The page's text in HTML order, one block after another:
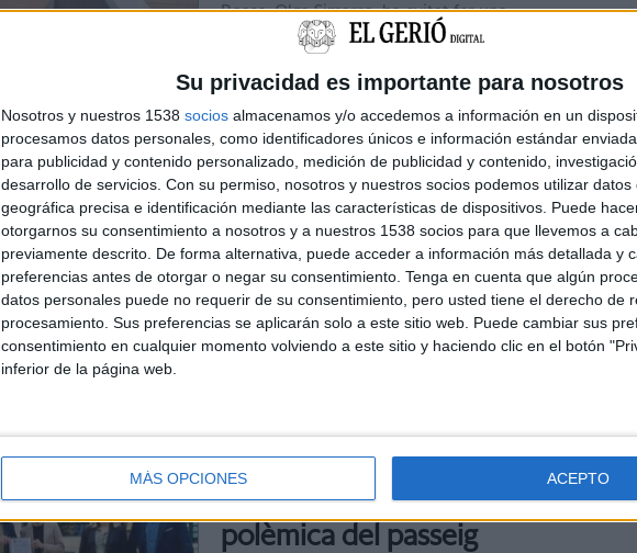
Su privacidad es importante para nosotros
Nosotros y nuestros 1538 socios almacenamos y/o accedemos a información en un
procesamos datos personales, como identificadores únicos e información estándar
para publicidad y contenido personalizado, medición de publicidad y contenido,
desarrollo de servicios. Con su permiso, nosotros y nuestros socios podemos utilizar datos
geográfica precisa e identificación mediante las características de dispositivos. Puede
otorgarnos su consentimiento a nosotros y a nuestros 1538 socios para que llevemos a
previamente descrito. De forma alternativa, puede acceder a información más detallada y
preferencias antes de otorgar o negar su consentimiento. Tenga en cuenta que algún
datos personales puede no requerir de su consentimiento, pero usted tiene el derecho de
procesamiento. Sus preferencias se aplicarán solo a este sitio web. Puede cambiar sus
consentimiento en cualquier momento volviendo a este sitio y haciendo clic en el botón
inferior de la página web.
MÁS OPCIONES ACEPTO
Roses, Olga Simarro, ha evitat fer una
valoració prematura de la prova pilot
iniciada el 14 d’abril per combatre el top
manta, en considerar que encara ...
Notícia
La reforma del passeig de
Platja d'Aro costarà més de
14 MEUR i estarà feta el
2030
La reforma i l’allargament del passeig
marítim de Platja d’Aro (Baix Empordà)
costarà més de 14 milions d’euros (MEUR) i
SOM Roses i Lliures Roses
forcen l'Ajuntament a fer un
informe jurídic sobre la
polèmica del passeig